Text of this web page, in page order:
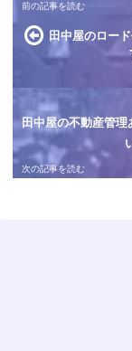
田中屋のロー
田中屋の不動産管